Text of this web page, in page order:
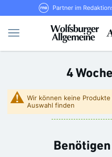
4
Wir können keine
Auswahl finden